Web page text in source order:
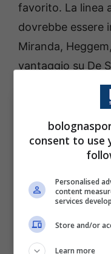
favorito. La linea
dovrebbe essere
Miranda,
vantaggio su De
Bologna-Pisa: le
Bologna Sport News
consent to use
Personalised
content
services
Store and/or
Learn more